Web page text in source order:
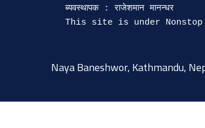
ब्यवस्थापक : राजेशमान मानन्धर
Naya Baneshwor, Kathmandu,